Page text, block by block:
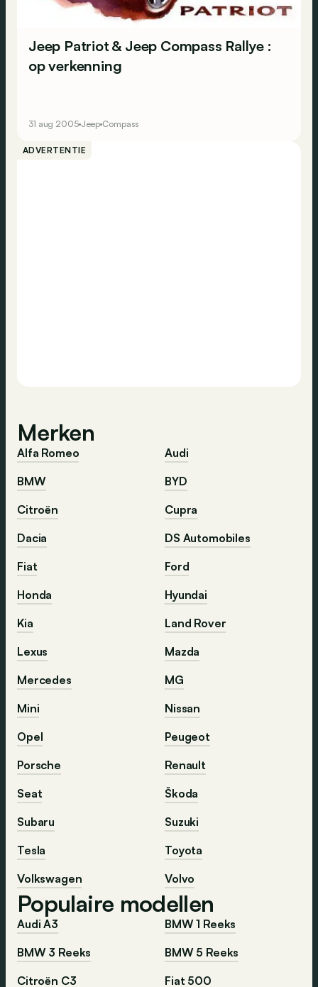
Jeep Patriot & Jeep Compass Rallye :
op verkenning
31 aug 2005 Jeep Compass
ADVERTENTIE
Merken
Alfa Romeo
Audi
BMW
BYD
Citroën
Cupra
Dacia
DS Automobiles
Fiat
Ford
Honda
Hyundai
Kia
Land Rover
Lexus
Mazda
Mercedes
MG
Mini
Nissan
Opel
Peugeot
Porsche
Renault
Seat
Škoda
Subaru
Suzuki
Tesla
Toyota
Volkswagen
Volvo
Populaire modellen
Audi A3
BMW 1 Reeks
BMW 3 Reeks
BMW 5 Reeks
Citroën C3
Fiat 500